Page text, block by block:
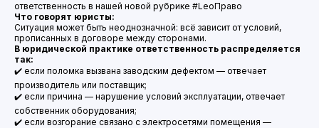
ответственность в нашей новой рубрике #LeoПраво
Что говорят юристы:
Ситуация может быть неоднозначной: всё зависит от условий,
прописанных в договоре между сторонами.
В юридической практике ответственность распределяется
так:
✔️ если поломка вызвана заводским дефектом — отвечает
производитель или поставщик;
✔️ если причина — нарушение условий эксплуатации, отвечает
собственник оборудования;
✔️ если возгорание связано с электросетями помещения —